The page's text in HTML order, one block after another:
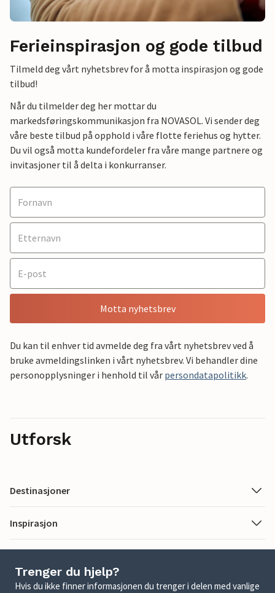
Ferieinspirasjon og gode tilbud
Tilmeld deg vårt nyhetsbrev for å motta inspirasjon og gode
tilbud!
Når du tilmelder deg her mottar du
markedsføringskommunikasjon fra NOVASOL. Vi sender deg
våre beste tilbud på opphold i våre flotte feriehus og hytter.
Du vil også motta kundefordeler fra våre mange partnere og
invitasjoner til å delta i konkurranser.
Motta nyhetsbrev
Du kan til enhver tid avmelde deg fra vårt nyhetsbrev ved å
bruke avmeldingslinken i vårt nyhetsbrev. Vi behandler dine
personopplysninger i henhold til vår persondatapolitikk.
Utforsk
Destinasjoner
Inspirasjon
Trenger du hjelp?
Hvis du ikke finner informasjonen du trenger i delen med vanlige